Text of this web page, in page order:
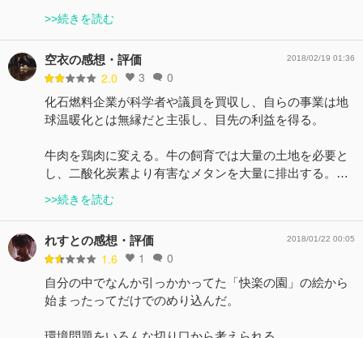
>>続きを読む
空衣の感想・評価
2.0 3 0
2018/02/19 01:36
化石燃料企業が科学者や議員を買収し、自らの事業は地
球温暖化とは無縁だと主張し、目先の利益を得る。
牛肉を鶏肉に変える。牛の飼育では大量の土地を必要と
し、二酸化炭素より有害なメタンを大量に排出する。…
>>続きを読む
れすとの感想・評価
1.6 1 0
2018/01/22 00:05
自分の中でなんか引っかかってた「快楽の園」の絵から
始まったってだけでのめり込んだ。